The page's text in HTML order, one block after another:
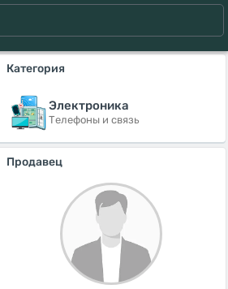
Категория
Электроника
Телефоны и связь
Продавец